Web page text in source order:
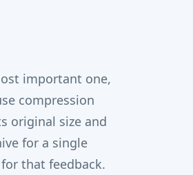
important one,
compression
original size and
for a single
that feedback.